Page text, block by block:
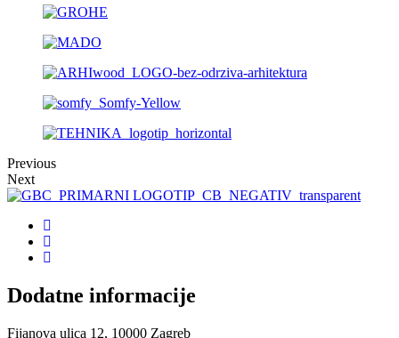
Previous
Next
Dodatne informacije
Fijanova ulica 12, 10000 Zagreb